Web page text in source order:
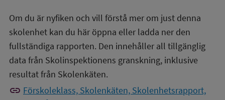
Om du är nyfiken och vill förstå mer om just denna
skolenhet kan du här öppna eller ladda ner den
fullständiga rapporten. Den innehåller all tillgänglig
data från Skolinspektionens granskning, inklusive
resultat från Skolenkäten.
link Förskoleklass, Skolenkäten, Skolenhetsrapport,